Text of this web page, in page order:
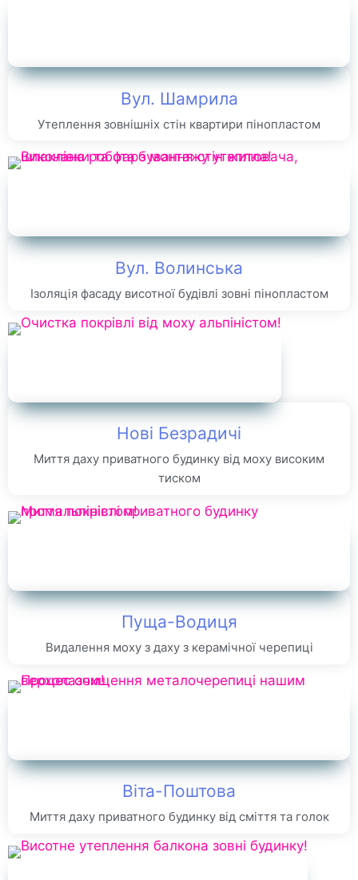
Вул. Шамрила
Утеплення зовнішніх стін квартири пінопластом
Вул. Волинська
Ізоляція фасаду висотної будівлі зовні пінопластом
Нові Безрадичі
Миття даху приватного будинку від моху високим
тиском
Пуща-Водиця
Видалення моху з даху з керамічної черепиці
Віта-Поштова
Миття даху приватного будинку від сміття та голок